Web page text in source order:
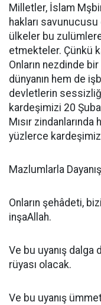
Milletler, İslam
hakları
ülkeler bu
etmekteler. Çünkü
Onların nezdinde
dünyanın hem de
devletlerin
kardeşimizi 20
Mısır
yüzlerce
Mazlumlarla
Onların şehâdeti,
inşaAllah.
Ve bu uyanış dalga
rüyası olacak.
Ve bu uyanış